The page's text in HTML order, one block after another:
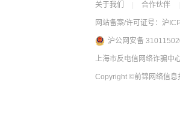
关于我们 合作伙伴
网站备案/许可证号： 沪
沪公网安备
上海市反电信网络诈骗中
Copyright ©前锦网络信息